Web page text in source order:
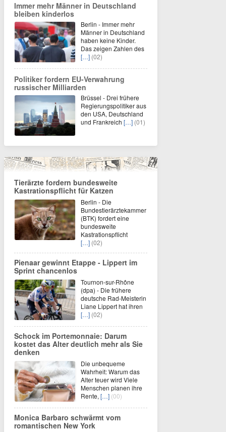
Immer mehr Männer in Deutschland
bleiben kinderlos
Berlin - Immer mehr
Männer in Deutschland
haben keine Kinder.
Das zeigen Zahlen des
[…] (02)
Politiker fordern EU-Verwahrung
russischer Milliarden
Brüssel - Drei frühere
Regierungspolitiker aus
den USA, Deutschland
und Frankreich […] (01)
Tierärzte fordern bundesweite
Kastrationspflicht für Katzen
Berlin - Die
Bundestierärztekammer
(BTK) fordert eine
bundesweite
Kastrationspflicht
[…] (02)
Pienaar gewinnt Etappe - Lippert im
Sprint chancenlos
Tournon-sur-Rhône
(dpa) - Die frühere
deutsche Rad-Meisterin
Liane Lippert hat ihren
[…] (02)
Schock im Portemonnaie: Darum
kostet das Alter deutlich mehr als Sie
denken
Die unbequeme
Wahrheit: Warum das
Alter teuer wird Viele
Menschen planen ihre
Rente, […] (00)
Monica Barbaro schwärmt vom
romantischen New York